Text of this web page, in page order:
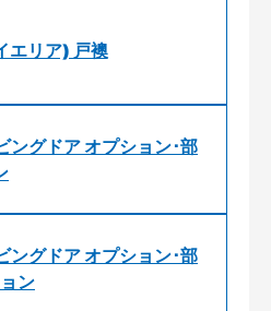
リア) 戸襖
グドア オプション･部
グドア オプション･部
ン